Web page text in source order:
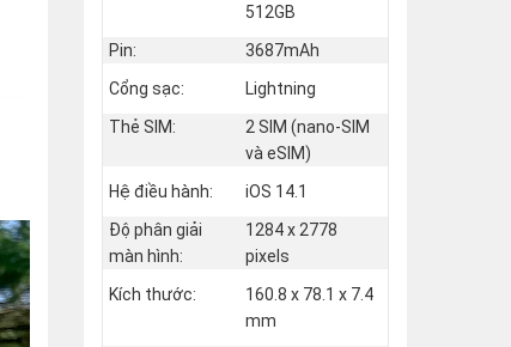
512GB
Pin:
3687mAh
Cổng sạc:
Lightning
Thẻ SIM:
2 SIM (nano‑SIM
và eSIM)
Hệ điều hành:
iOS 14.1
Độ phân giải
màn hình:
1284 x 2778
pixels
Kích thước:
160.8 x 78.1 x 7.4
mm